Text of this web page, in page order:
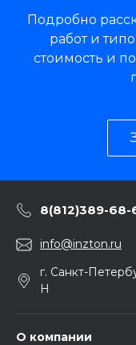
Подробно
работ и
стоимость и
8(812)389-68-
info@inzton.ru
г. Санкт-
Н
О компании